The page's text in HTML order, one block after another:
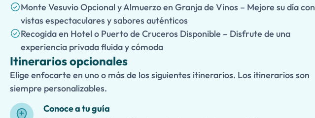
Monte Vesuvio Opcional y Almuerzo en Granja de Vinos – Mejore su día con
vistas espectaculares y sabores auténticos
Recogida en Hotel o Puerto de Cruceros Disponible – Disfrute de una
experiencia privada fluida y cómoda
Itinerarios opcionales
Elige enfocarte en uno o más de los siguientes itinerarios. Los itinerarios son
siempre personalizables.
Conoce a tu guía